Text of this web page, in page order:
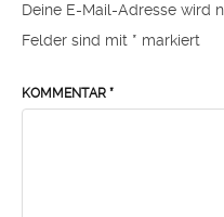
Deine E-Mail-Adresse wird
Felder sind mit * markiert
KOMMENTAR *